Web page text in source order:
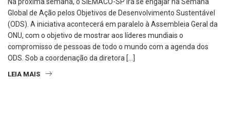
Global de Ação pelos Objetivos de Desenvolvimento Sustentável
(ODS). A iniciativa acontecerá em paralelo à Assembleia Geral da
ONU, com o objetivo de mostrar aos líderes mundiais o
compromisso de pessoas de todo o mundo com a agenda dos
ODS. Sob a coordenação da diretora […]
LEIA MAIS